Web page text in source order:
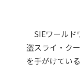
SIEワールド
盗スライ・ク
を手がけてい